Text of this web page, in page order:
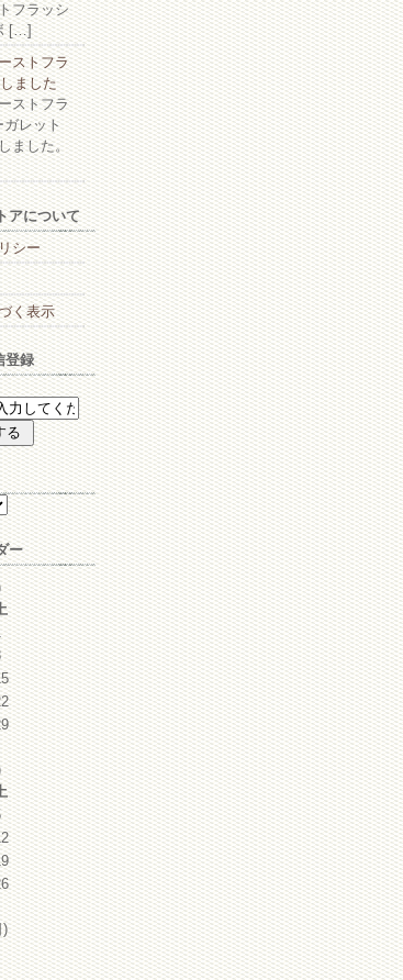
フラッシ
[…]
ストフラ
ました
ストフラ
ガレット
ました。
アについて
シー
く表示
登録
ー
)